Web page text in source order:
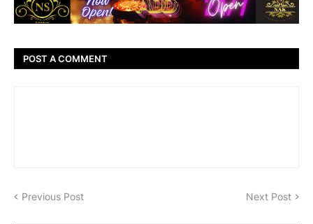
POST A COMMENT
Previous Post Next Post